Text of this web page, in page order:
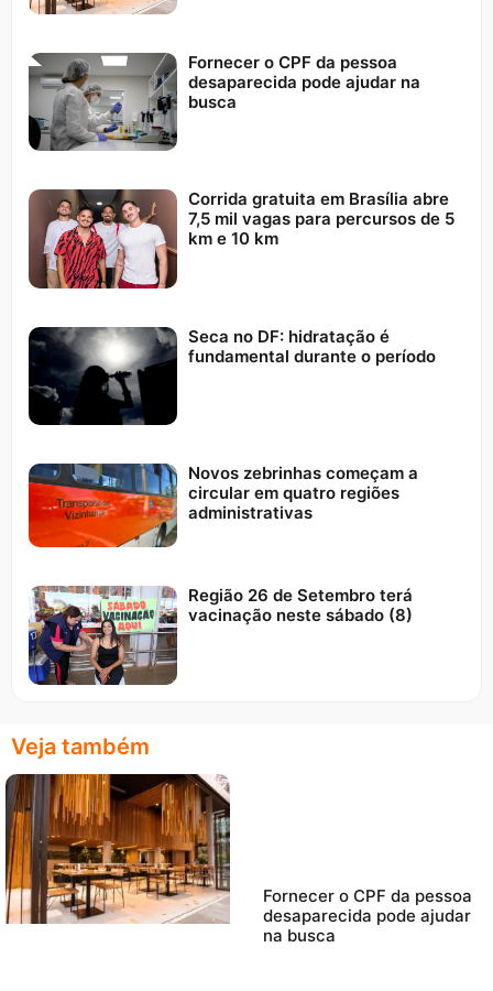
Fornecer o CPF da pessoa
desaparecida pode ajudar na
busca
Corrida gratuita em Brasília abre
7,5 mil vagas para percursos de 5
km e 10 km
Seca no DF: hidratação é
fundamental durante o período
Novos zebrinhas começam a
circular em quatro regiões
administrativas
Região 26 de Setembro terá
vacinação neste sábado (8)
Veja também
Fornecer o CPF da pessoa
desaparecida pode ajudar
na busca